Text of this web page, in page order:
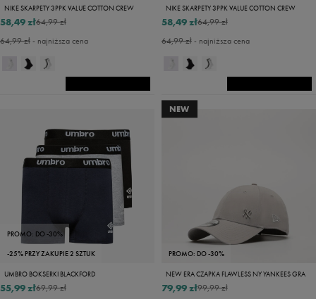
NIKE SKARPETY 3PPK VALUE COTTON CREW
64,99 zł
58,49 zł
64,99 zł- najniższa cena
NIKE SKARPETY 3PPK VALUE COTTON CREW
64,99 zł
58,49 zł
64,99 zł- najniższa cena
PROMO: DO -30%
-25% PRZY ZAKUPIE 2 SZTUK
UMBRO BOKSERKI BLACKFORD
69,99 zł
55,99 zł
NEW
PROMO: DO -30%
NEW ERA CZAPKA FLAWLESS NY YANKEES GRA
99,99 zł
79,99 zł